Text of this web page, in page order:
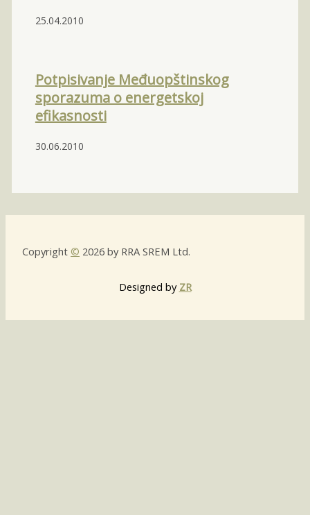
25.04.2010
Potpisivanje Međuopštinskog
sporazuma o energetskoj
efikasnosti
30.06.2010
Copyright © 2026 by RRA SREM Ltd.
Designed by ZR